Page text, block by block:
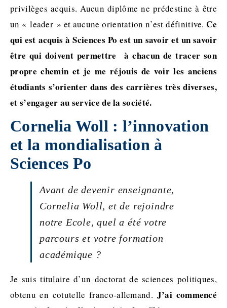
privilèges acquis. Aucun diplôme ne prédestine à être
un « leader » et aucune orientation n’est définitive.Ce
qui est acquis à Sciences Po est un savoir et un savoir
être qui doivent permettre à chacun de tracer son
propre chemin et je me réjouis de voir les anciens
étudiants s’orienter dans des carrières très diverses,
et s’engager au service de la société.
Cornelia Woll : l’innovation
et la mondialisation à
Sciences Po
Avant de devenir enseignante,
Cornelia Woll, et de rejoindre
notre Ecole, quel a été votre
parcours et votre formation
académique ?
Je suis titulaire d’un doctorat de sciences politiques,
obtenu en cotutelle franco-allemand. J’ai commencé